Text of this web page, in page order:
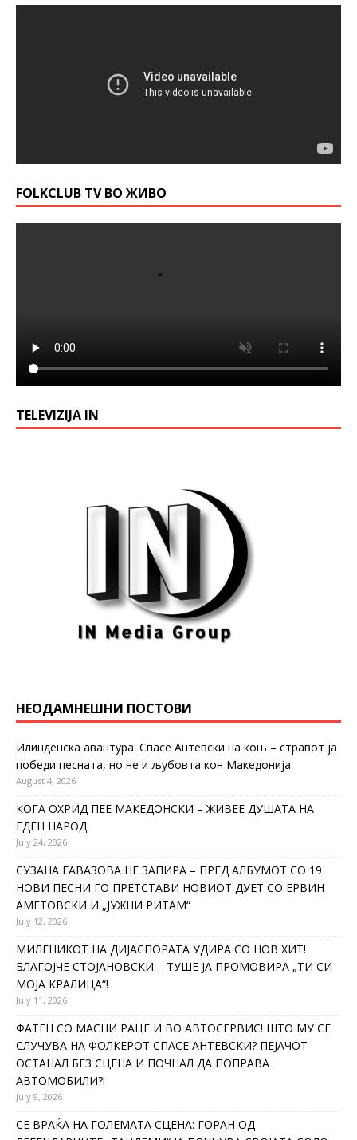
FOLKCLUB TV ВО ЖИВО
TELEVIZIJA IN
НЕОДАМНЕШНИ ПОСТОВИ
Илинденска авантура: Спасе Антевски на коњ – стравот ја
победи песната, но не и љубовта кон Македонија
August 4, 2026
КОГА ОХРИД ПЕЕ МАКЕДОНСКИ – ЖИВЕЕ ДУШАТА НА
ЕДЕН НАРОД
July 24, 2026
СУЗАНА ГАВАЗОВА НЕ ЗАПИРА – ПРЕД АЛБУМОТ СО 19
НОВИ ПЕСНИ ГО ПРЕТСТАВИ НОВИОТ ДУЕТ СО ЕРВИН
АМЕТОВСКИ И „ЈУЖНИ РИТАМ“
July 12, 2026
МИЛЕНИКОТ НА ДИЈАСПОРАТА УДИРА СО НОВ ХИТ!
БЛАГОЈЧЕ СТОЈАНОВСКИ – ТУШЕ ЈА ПРОМОВИРА „ТИ СИ
МОЈА КРАЛИЦА“!
July 11, 2026
ФАТЕН СО МАСНИ РАЦЕ И ВО АВТОСЕРВИС! ШТО МУ СЕ
СЛУЧУВА НА ФОЛКЕРОТ СПАСЕ АНТЕВСКИ? ПЕЈАЧОТ
ОСТАНАЛ БЕЗ СЦЕНА И ПОЧНАЛ ДА ПОПРАВА
АВТОМОБИЛИ?!
July 9, 2026
СЕ ВРАЌА НА ГОЛЕМАТА СЦЕНА: ГОРАН ОД